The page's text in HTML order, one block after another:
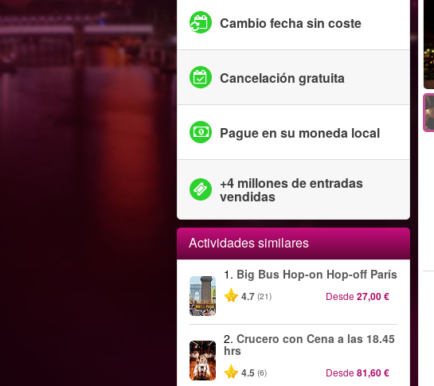
Cambio fecha sin coste
Cancelación gratuita
Pague en su moneda local
+4 millones de entradas
vendidas
Actividades similares
1. Big Bus Hop-on Hop-off París
4.7 (21) Desde27,00 €
2. Crucero con Cena a las 18.45
hrs
4.5 (6) Desde81,60 €